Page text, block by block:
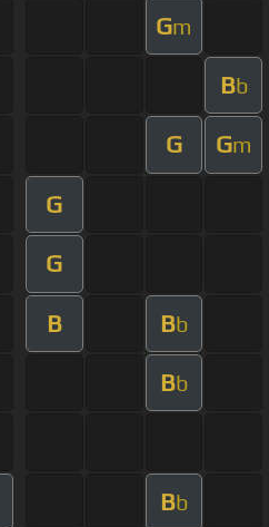
Gm
Bb
G Gm
G
G
B Bb
Bb
Bb